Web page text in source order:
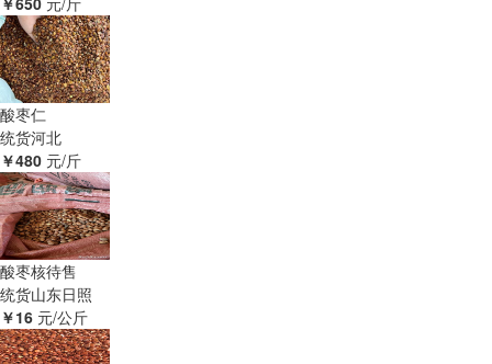
酸枣仁
统货河北
￥480 元/斤
酸枣核待售
统货山东日照
￥16 元/公斤